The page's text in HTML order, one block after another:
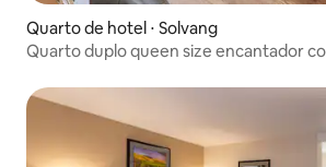
Quarto de hotel ⋅ Solvang
Quarto duplo queen size encantador